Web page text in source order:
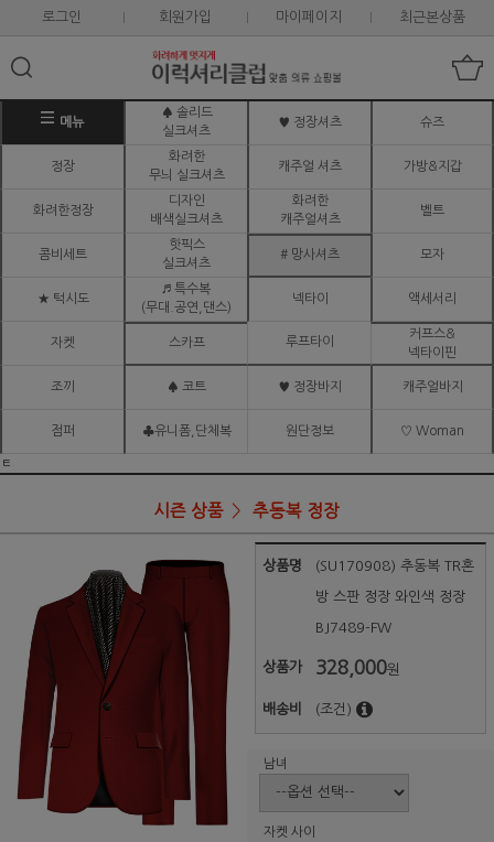
로그인 회원가입 마이페이지 최근본상품
메뉴
♠ 솔리드
실크셔츠
♥ 정장셔츠 슈즈
정장
화려한
무늬 실크셔츠
캐주얼 셔츠 가방&지갑
화려한정장
디자인
배색실크셔츠
화려한
캐주얼셔츠
벨트
콤비세트
핫픽스
실크셔츠
# 망사셔츠 모자
★ 턱시도
♬ 특수복
(무대.공연,댄스)
넥타이 액세서리
자켓 스카프 루프타이
커프스&
넥타이핀
조끼 ♠ 코트 ♥ 정장바지 캐주얼바지
점퍼 ♣유니폼,단체복 원단정보 ♡ Woman
ㅌ
시즌 상품 추동복 정장
상품명 (SU170908) 추동복 TR혼
방 스판 정장 와인색 정장
BJ7489-FW
상품가 328,000원
배송비 (조건)
남녀
자켓 사이